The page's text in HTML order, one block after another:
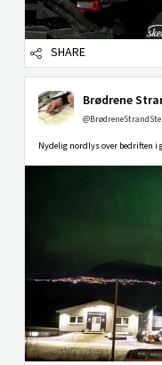
SHARE
Brødrene
Nydelig nordlys over bedriften i